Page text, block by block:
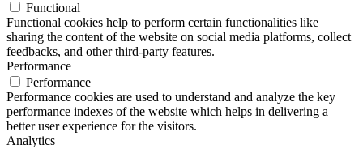
Functional
Functional cookies help to perform certain functionalities like
sharing the content of the website on social media platforms, collect
feedbacks, and other third-party features.
Performance
Performance
Performance cookies are used to understand and analyze the key
performance indexes of the website which helps in delivering a
better user experience for the visitors.
Analytics